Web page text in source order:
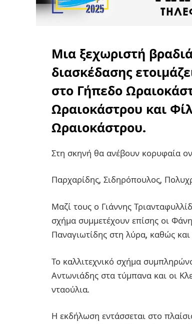
Μια ξεχωριστή
διασκέδασης
στο Γήπεδο
Ωραιοκάστρου και
Ωραιοκάστρου.
Στη σκηνή θα ανέβουν κορυφαία
Παρχαρίδης, Σιδηρόπουλος,
Μαζί τους ο Γιάννης
σχήμα συμμετέχουν επίσης οι
Παναγιωτίδης στη λύρα, καθώς
Το καλλιτεχνικό σχήμα
Αντωνιάδης στα τύμπανα και οι
νταούλια.
Η εκδήλωση εντάσσεται στο